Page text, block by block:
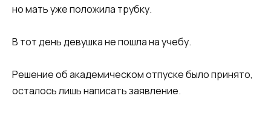
но мать уже положила трубку.
В тот день девушка не пошла на учебу.
Решение об академическом отпуске было принято,
осталось лишь написать заявление.